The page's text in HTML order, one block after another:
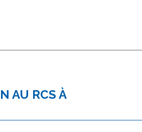
AU RCS À